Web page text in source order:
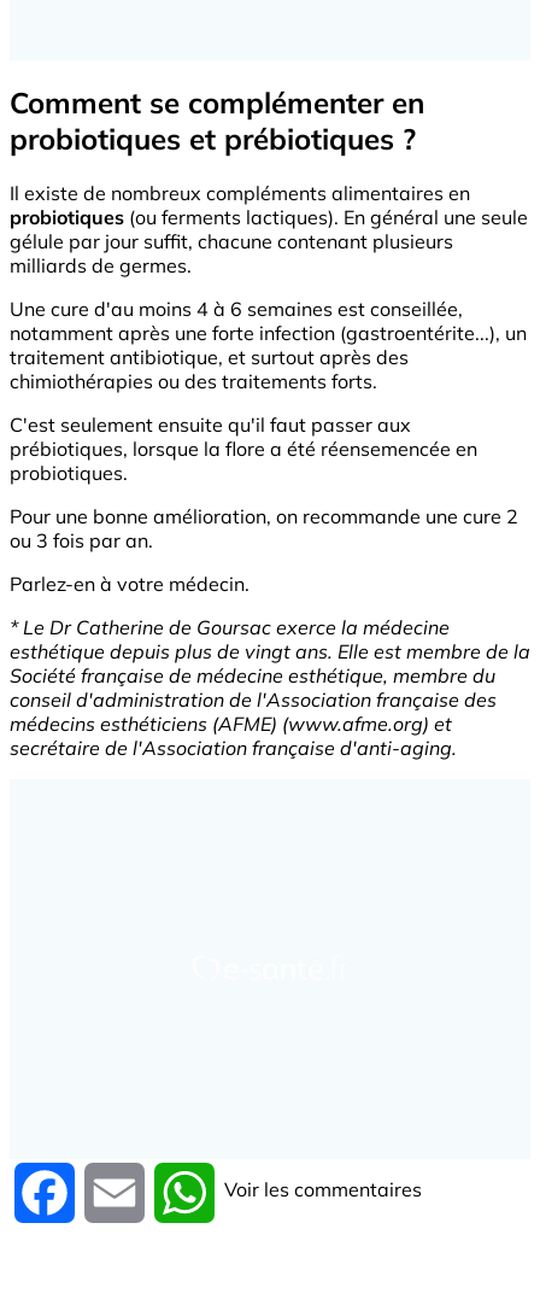
Comment se complémenter en
probiotiques et prébiotiques ?
Il existe de nombreux compléments alimentaires en
probiotiques (ou ferments lactiques). En général une seule
gélule par jour suffit, chacune contenant plusieurs
milliards de germes.
Une cure d'au moins 4 à 6 semaines est conseillée,
notamment après une forte infection (gastroentérite...), un
traitement antibiotique, et surtout après des
chimiothérapies ou des traitements forts.
C'est seulement ensuite qu'il faut passer aux
prébiotiques, lorsque la flore a été réensemencée en
probiotiques.
Pour une bonne amélioration, on recommande une cure 2
ou 3 fois par an.
Parlez-en à votre médecin.
* Le Dr Catherine de Goursac exerce la médecine
esthétique depuis plus de vingt ans. Elle est membre de la
Société française de médecine esthétique, membre du
conseil d'administration de l'Association française des
médecins esthéticiens (AFME) (www.afme.org) et
secrétaire de l'Association française d'anti-aging.
Facebook Email WhatsApp
Voir les commentaires